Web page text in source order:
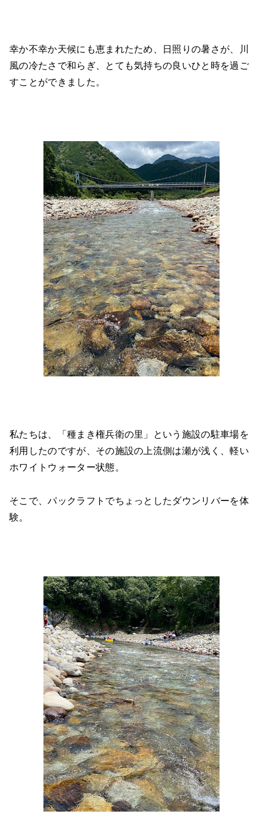
幸か不幸か天候にも恵まれたため、日照りの暑さが、川
風の冷たさで和らぎ、とても気持ちの良いひと時を過ご
すことができました。
私たちは、「種まき権兵衛の里」という施設の駐車場を
利用したのですが、その施設の上流側は瀬が浅く、軽い
ホワイトウォーター状態。
そこで、パックラフトでちょっとしたダウンリバーを体
験。